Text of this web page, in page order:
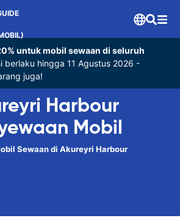
untuk mobil sewaan di seluruh
berlaku hingga 11 Agustus 2026 -
juga!
Harbour
Mobil
Sewaan di Akureyri Harbour